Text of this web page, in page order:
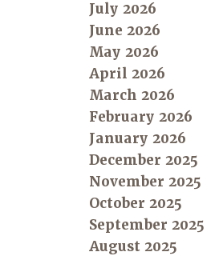
July 2026
June 2026
May 2026
April 2026
March 2026
February 2026
January 2026
December 2025
November 2025
October 2025
September 2025
August 2025